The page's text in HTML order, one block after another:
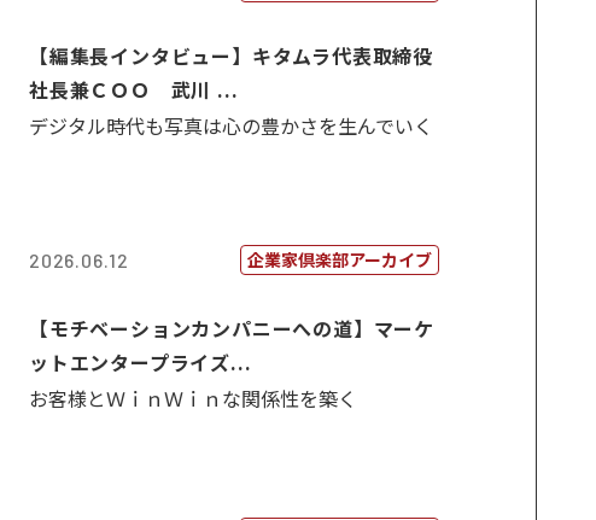
【編集長インタビュー】キタムラ代表取締役
社長兼ＣＯＯ 武川 ...
デジタル時代も写真は心の豊かさを生んでいく
2026.06.12 企業家倶楽部アーカイブ
【モチベーションカンパニーへの道】マーケ
ットエンタープライズ...
お客様とＷｉｎＷｉｎな関係性を築く